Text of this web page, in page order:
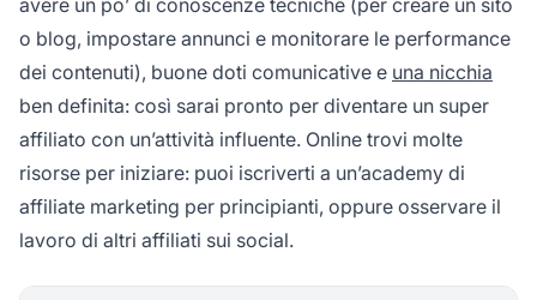
avere un po’ di conoscenze tecniche (per creare un sito
o blog, impostare annunci e monitorare le performance
dei contenuti), buone doti comunicative e una nicchia
ben definita: così sarai pronto per diventare un super
affiliato con un’attività influente. Online trovi molte
risorse per iniziare: puoi iscriverti a un’academy di
affiliate marketing per principianti, oppure osservare il
lavoro di altri affiliati sui social.